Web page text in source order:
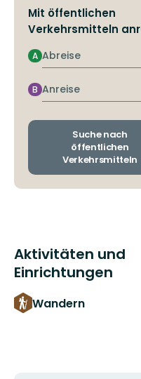
Mit öffentlichen
Verkehrsmitteln
Abreise
A
Anreise
B
Suche nach
öffentlichen
Verkehrsmitteln
Aktivitäten und
Einrichtungen
Wandern